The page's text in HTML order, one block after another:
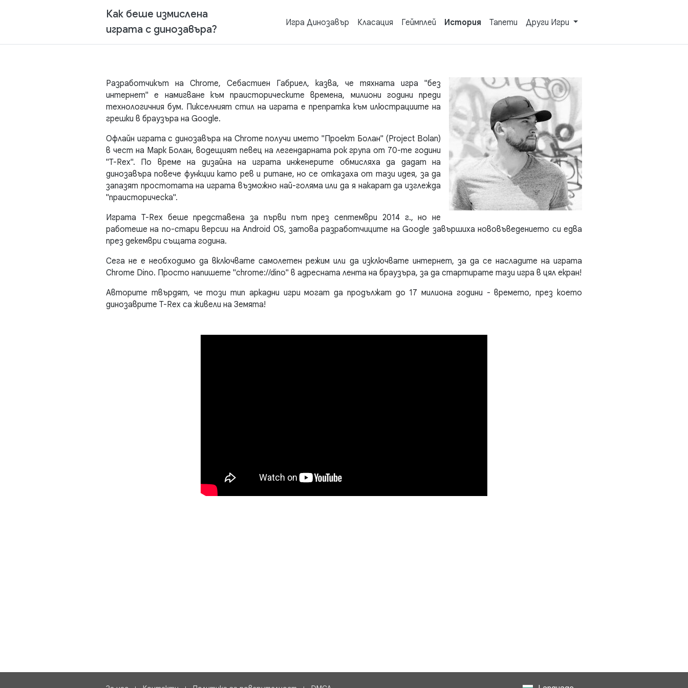
Как беше измислена
играта с динозавъра?
Игра Динозавър Класация Геймплей История Тапети Други Игри
Разработчикът на Chrome, Себастиен Габриел, казва, че тяхната игра "без
интернет" е намигване към праисторическите времена, милиони години преди
технологичния бум. Пикселният стил на играта е препратка към илюстрациите на
грешки в браузъра на Google.
Офлайн играта с динозавъра на Chrome получи името "Проект Болан" (Project Bolan)
в чест на Марк Болан, водещият певец на легендарната рок група от 70-те години
"T-Rex". По време на дизайна на играта инженерите обмисляха да дадат на
динозавъра повече функции като рев и ритане, но се отказаха от тази идея, за да
запазят простотата на играта възможно най-голяма или да я накарат да изглежда
"праисторическа".
Играта T-Rex беше представена за първи път през септември 2014 г., но не
работеше на по-стари версии на Android OS, затова разработчиците на Google завършиха нововъведението си едва
през декември същата година.
Сега не е необходимо да включвате самолетен режим или да изключвате интернет, за да се насладите на играта
Chrome Dino. Просто напишете "chrome://dino" в адресната лента на браузъра, за да стартирате тази игра в цял екран!
Авторите твърдят, че този тип аркадни игри могат да продължат до 17 милиона години - времето, през което
динозаврите T-Rex са живели на Земята!